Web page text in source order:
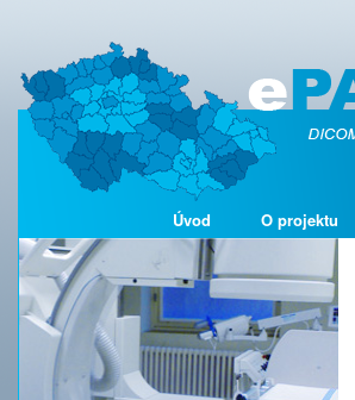
Úvod O projektu